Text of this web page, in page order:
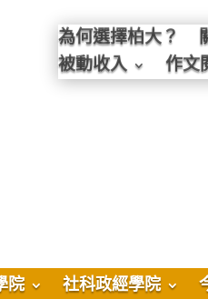
為何選擇柏大？
被動收入
作文
院 社科政經學院